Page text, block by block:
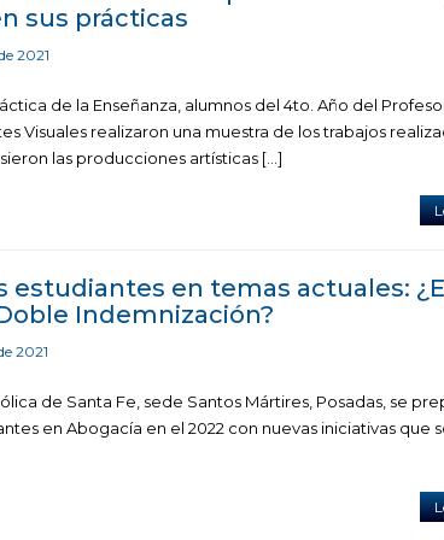
sus prácticas
2021
de la Enseñanza, alumnos del 4to. Año del
Visuales realizaron una muestra de los trabajos
las producciones artísticas […]
estudiantes en temas actuales:
Indemnización?
2021
de Santa Fe, sede Santos Mártires, Posadas, se
en Abogacía en el 2022 con nuevas iniciativas que